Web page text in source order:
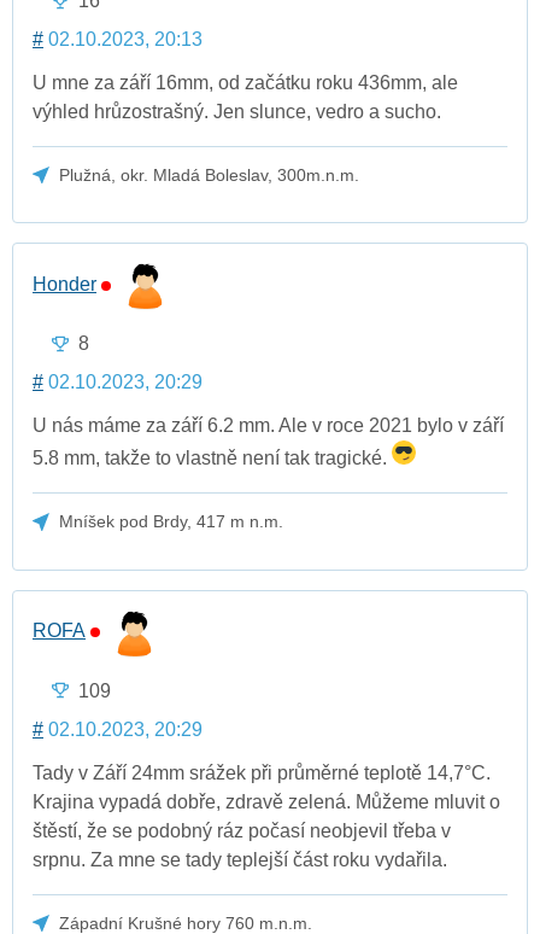
# 02.10.2023, 20:13
U mne za září 16mm, od začátku roku 436mm, ale
výhled hrůzostrašný. Jen slunce, vedro a sucho.
Plužná, okr. Mladá Boleslav, 300m.n.m.
Honder
8
# 02.10.2023, 20:29
U nás máme za září 6.2 mm. Ale v roce 2021 bylo v září
5.8 mm, takže to vlastně není tak tragické.
Mníšek pod Brdy, 417 m n.m.
ROFA
109
# 02.10.2023, 20:29
Tady v Září 24mm srážek při průměrné teplotě 14,7°C.
Krajina vypadá dobře, zdravě zelená. Můžeme mluvit o
štěstí, že se podobný ráz počasí neobjevil třeba v
srpnu. Za mne se tady teplejší část roku vydařila.
Západní Krušné hory 760 m.n.m.